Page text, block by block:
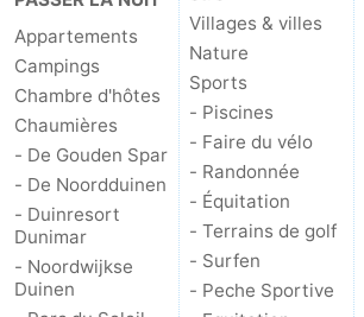
Appartements
Campings
Chambre d'hôtes
Chaumières
- De Gouden Spar
- De Noordduinen
- Duinresort
Dunimar
- Noordwijkse
Duinen
Villages & villes
Nature
Sports
- Piscines
- Faire du vélo
- Randonnée
- Équitation
- Terrains de golf
- Surfen
- Peche Sportive